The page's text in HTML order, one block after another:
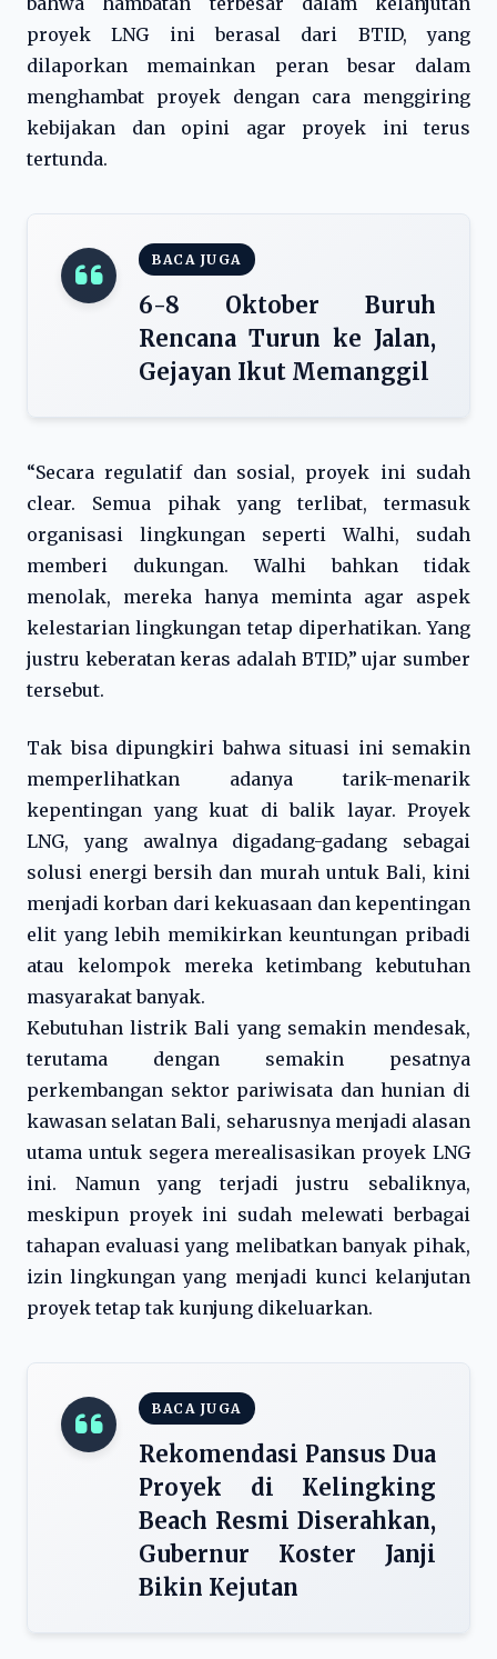
proyek LNG ini berasal dari BTID, yang
dilaporkan memainkan peran besar dalam
menghambat proyek dengan cara menggiring
kebijakan dan opini agar proyek ini terus
tertunda.
BACA JUGA
6-8 Oktober Buruh
Rencana Turun ke Jalan,
Gejayan Ikut Memanggil
“Secara regulatif dan sosial, proyek ini sudah
clear. Semua pihak yang terlibat, termasuk
organisasi lingkungan seperti Walhi, sudah
memberi dukungan. Walhi bahkan tidak
menolak, mereka hanya meminta agar aspek
kelestarian lingkungan tetap diperhatikan. Yang
justru keberatan keras adalah BTID,” ujar sumber
tersebut.
Tak bisa dipungkiri bahwa situasi ini semakin
memperlihatkan adanya tarik-menarik
kepentingan yang kuat di balik layar. Proyek
LNG, yang awalnya digadang-gadang sebagai
solusi energi bersih dan murah untuk Bali, kini
menjadi korban dari kekuasaan dan kepentingan
elit yang lebih memikirkan keuntungan pribadi
atau kelompok mereka ketimbang kebutuhan
masyarakat banyak.
Kebutuhan listrik Bali yang semakin mendesak,
terutama dengan semakin pesatnya
perkembangan sektor pariwisata dan hunian di
kawasan selatan Bali, seharusnya menjadi alasan
utama untuk segera merealisasikan proyek LNG
ini. Namun yang terjadi justru sebaliknya,
meskipun proyek ini sudah melewati berbagai
tahapan evaluasi yang melibatkan banyak pihak,
izin lingkungan yang menjadi kunci kelanjutan
proyek tetap tak kunjung dikeluarkan.
BACA JUGA
Rekomendasi Pansus Dua
Proyek di Kelingking
Beach Resmi Diserahkan,
Gubernur Koster Janji
Bikin Kejutan